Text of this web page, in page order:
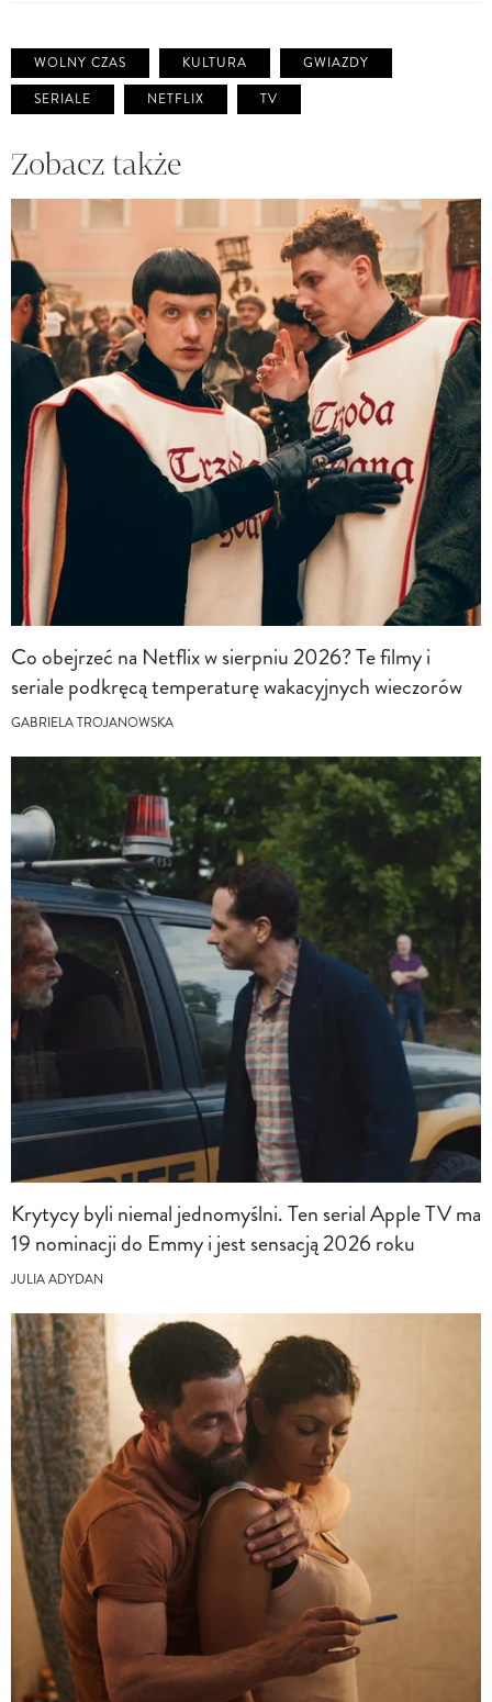
WOLNY CZAS KULTURA
GWIAZDY
SERIALE
NETFLIX TV
Zobacz także
Co obejrzeć na Netflix w sierpniu 2026? Te filmy i
seriale podkręcą temperaturę wakacyjnych wieczorów
GABRIELA TROJANOWSKA
Krytycy byli niemal jednomyślni. Ten serial Apple TV ma
19 nominacji do Emmy i jest sensacją 2026 roku
JULIA ADYDAN